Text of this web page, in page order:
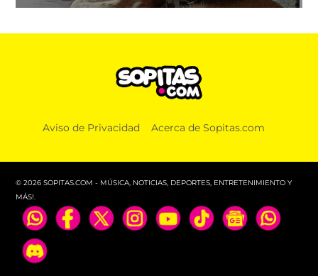
Aviso de Privacidad Acerca de Sopitas.com
© 2026 SOPITAS.COM - MÚSICA, NOTICIAS, DEPORTES, ENTRETENIMIENTO Y
MÁS!.